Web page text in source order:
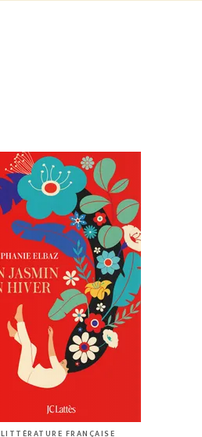
LITTÉRATURE FRANÇAISE